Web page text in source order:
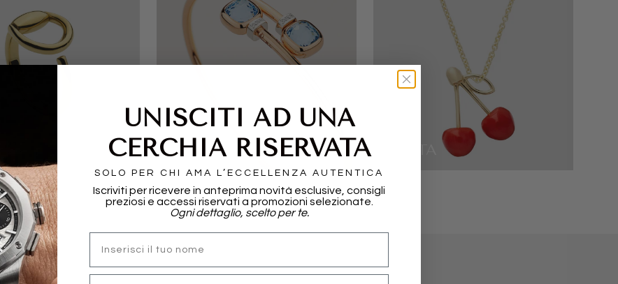
POMELLATO
UNISCITI AD UNA
CERCHIA RISERVATA
SOLO PER CHI AMA L’ECCELLENZA AUTENTICA
Iscriviti per ricevere in anteprima novità esclusive, consigli
preziosi e accessi riservati a promozioni selezionate.
Ogni dettaglio, scelto per te.
nome
Email